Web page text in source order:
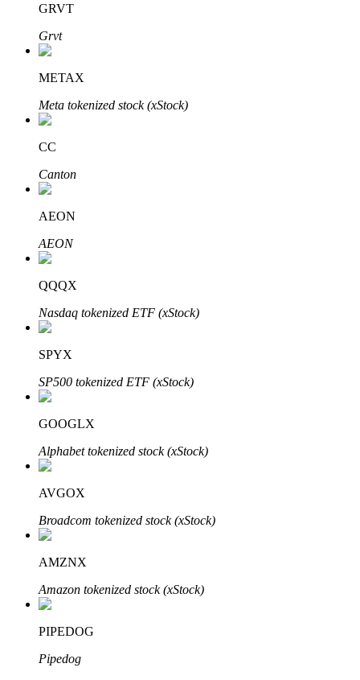
الاستثمار التلقائي
احصل على أرباح طويلة الأجل وفوائد مرنة
تعلم الستاكينغ
تعرف على كيفية كسب الدخل السلبي
شركاء بيترو
شركاء Bitrue
GRVT
Grvt
METAX
Meta tokenized stock (xStock)
CC
Canton
AEON
AEON
QQQX
Nasdaq tokenized ETF (xStock)
SPYX
SP500 tokenized ETF (xStock)
GOOGLX
Alphabet tokenized stock (xStock)
AVGOX
Broadcom tokenized stock (xStock)
AMZNX
Amazon tokenized stock (xStock)
PIPEDOG
Pipedog